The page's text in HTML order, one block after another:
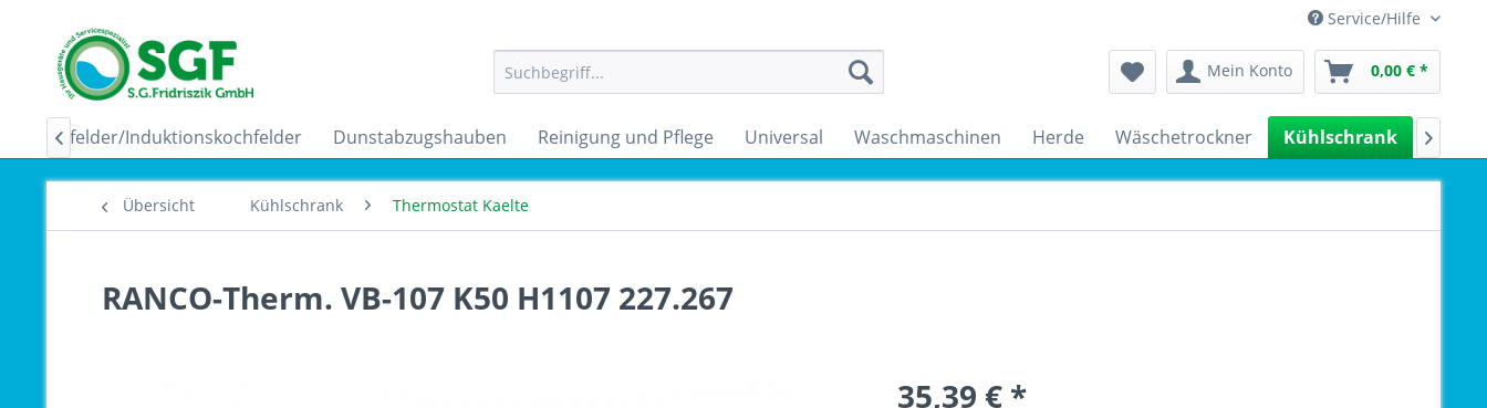
Service/Hilfe
Mein Konto 0,00 € *
Ceranfelder/Induktionskochfelder Dunstabzugshauben Reinigung und Pflege Universal Waschmaschinen Herde Wäschetrockner Kühlschrank
 
Übersicht Kühlschrank Thermostat Kaelte
RANCO-Therm. VB-107 K50 H1107 227.267
35,39 € *